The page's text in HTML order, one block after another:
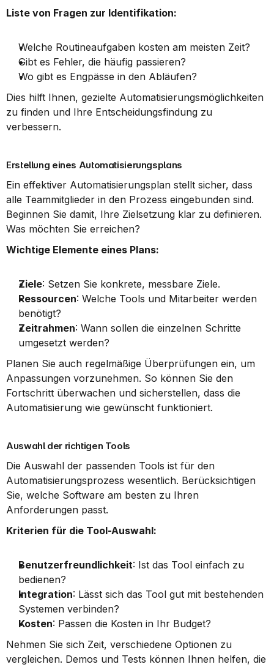
Liste von Fragen zur Identifikation:
Welche Routineaufgaben kosten am meisten Zeit?
Gibt es Fehler, die häufig passieren?
Wo gibt es Engpässe in den Abläufen?
Dies hilft Ihnen, gezielte Automatisierungsmöglichkeiten
zu finden und Ihre Entscheidungsfindung zu
verbessern.
Erstellung eines Automatisierungsplans
Ein effektiver Automatisierungsplan stellt sicher, dass
alle Teammitglieder in den Prozess eingebunden sind.
Beginnen Sie damit, Ihre Zielsetzung klar zu definieren.
Was möchten Sie erreichen?
Wichtige Elemente eines Plans:
Ziele: Setzen Sie konkrete, messbare Ziele.
Ressourcen: Welche Tools und Mitarbeiter werden
benötigt?
Zeitrahmen: Wann sollen die einzelnen Schritte
umgesetzt werden?
Planen Sie auch regelmäßige Überprüfungen ein, um
Anpassungen vorzunehmen. So können Sie den
Fortschritt überwachen und sicherstellen, dass die
Automatisierung wie gewünscht funktioniert.
Auswahl der richtigen Tools
Die Auswahl der passenden Tools ist für den
Automatisierungsprozess wesentlich. Berücksichtigen
Sie, welche Software am besten zu Ihren
Anforderungen passt.
Kriterien für die Tool-Auswahl:
Benutzerfreundlichkeit: Ist das Tool einfach zu
bedienen?
Integration: Lässt sich das Tool gut mit bestehenden
Systemen verbinden?
Kosten: Passen die Kosten in Ihr Budget?
Nehmen Sie sich Zeit, verschiedene Optionen zu
vergleichen. Demos und Tests können Ihnen helfen, die